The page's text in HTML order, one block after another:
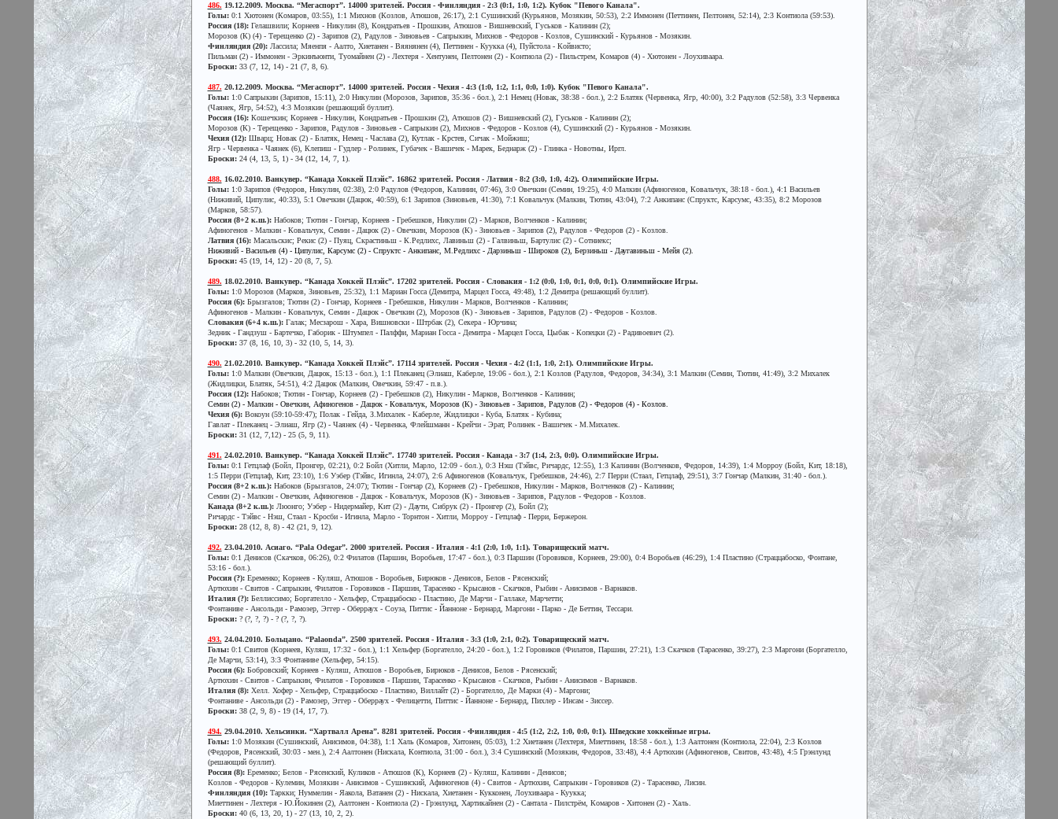
486. 19.12.2009. Москва. “Мегаспорт”. 14000 зрителей. Россия - Финляндия - 2:3 (0:1, 1:0, 1:2). Кубок "Певого Канала".
Голы:0:1 Хютонен (Комаров, 03:55), 1:1 Михнов (Козлов, Атюшов, 26:17), 2:1 Сушинский (Курьянов, Мозякин, 50:53), 2:2 Иммонен (Петтинен, Пелтонен, 52:14), 2:3 Контиола (59:53).
Россия (18): Гелашвили; Корнеев - Никулин (8), Кондратьев - Прошкин, Атюшов - Вишневский, Гуськов - Калинин (2);
Морозов (К) (4) - Терещенко (2) - Зарипов (2), Радулов - Зиновьев - Сапрыкин, Михнов - Федоров - Козлов, Сушинский - Курьянов - Мозякин.
Финляндия (20):Лассила; Мяенпя - Аалто, Хиетанен - Вяянянен (4), Петтинен - Куукка (4), Пуйстола - Койвисто;
Пильман (2) - Иммонен - Эркинъюнти, Туомайнен (2) - Лехтеря - Хентунен, Пелтонен (2) - Контиола (2) - Пильстрем, Комаров (4) - Хютонен - Лоухиваара.
Броски:33 (7, 12, 14) - 21 (7, 8, 6).
487. 20.12.2009. Москва. “Мегаспорт”. 14000 зрителей. Россия - Чехия - 4:3 (1:0, 1:2, 1:1, 0:0, 1:0). Кубок "Певого Канала".
Голы:1:0 Сапрыкин (Зарипов, 15:11), 2:0 Никулин (Морозов, Зарипов, 35:36 - бол.), 2:1 Немец (Новак, 38:38 - бол.), 2:2 Блатяк (Червенка, Ягр, 40:00), 3:2 Радулов (52:58), 3:3 Червенка
(Чаянек, Ягр, 54:52), 4:3 Мозякин (решающий буллит).
Россия (16): Кошечкин; Корнеев - Никулин, Кондратьев - Прошкин (2), Атюшов (2) - Вишневский (2), Гуськов - Калинин (2);
Морозов (К) - Терещенко - Зарипов, Радулов - Зиновьев - Сапрыкин (2), Михнов - Федоров - Козлов (4), Сушинский (2) - Курьянов - Мозякин.
Чехия (12):Шварц; Новак (2) - Блатяк, Немец - Часлава (2), Кутлак - Крстев, Сичак - Мойжиш;
Ягр - Червенка - Чаянек (6), Клепиш - Гудлер - Ролинек, Губачек - Вашичек - Марек, Беднарж (2) - Глинка - Новотны, Иргл.
Броски:24 (4, 13, 5, 1) - 34 (12, 14, 7, 1).
488. 16.02.2010. Ванкувер. “Канада Хоккей Плэйс”. 16862 зрителей. Россия - Латвия - 8:2 (3:0, 1:0, 4:2). Олимпийские Игры.
Голы:1:0 Зарипов (Федоров, Никулин, 02:38), 2:0 Радулов (Федоров, Калинин, 07:46), 3:0 Овечкин (Семин, 19:25), 4:0 Малкин (Афиногенов, Ковальчук, 38:18 - бол.), 4:1 Васильев
(Ниживий, Ципулис, 40:33), 5:1 Овечкин (Дацюк, 40:59), 6:1 Зарипов (Зиновьев, 41:30), 7:1 Ковальчук (Малкин, Тютин, 43:04), 7:2 Анкипанс (Спруктс, Карсумс, 43:35), 8:2 Морозов
(Марков, 58:57).
Россия (8+2 к.ш.):Набоков; Тютин - Гончар, Корнеев - Гребешков, Никулин (2) - Марков, Волченков - Калинин;
Афиногенов - Малкин - Ковальчук, Семин - Дацюк (2) - Овечкин, Морозов (К) - Зиновьев - Зарипов (2), Радулов - Федоров (2) - Козлов.
Латвия (16):Масальскис; Рекис (2) - Пуяц, Скрастиньш - К.Редлихс, Лавиньш (2) - Галвиньш, Бартулис (2) - Сотниекс;
Ниживий - Васильев (4) - Ципулис, Карсумс (2) - Спруктс - Анкипанс, М.Редлихс - Дарзиньш - Широков (2), Берзиньш - Даугавиньш - Мейя (2).
Броски:45 (19, 14, 12) - 20 (8, 7, 5).
489. 18.02.2010. Ванкувер. “Канада Хоккей Плэйс”. 17202 зрителей. Россия - Словакия - 1:2 (0:0, 1:0, 0:1, 0:0, 0:1). Олимпийские Игры.
Голы:1:0 Морозов (Марков, Зиновьев, 25:32), 1:1 Мариан Госса (Демитра, Марцел Госса, 49:48), 1:2 Демитра (решающий буллит).
Россия (6): Брызгалов; Тютин (2) - Гончар, Корнеев - Гребешков, Никулин - Марков, Волченков - Калинин;
Афиногенов - Малкин - Ковальчук, Семин - Дацюк - Овечкин (2), Морозов (К) - Зиновьев - Зарипов, Радулов (2) - Федоров - Козлов.
Словакия (6+4 к.ш.):Галак; Месзарош - Хара, Вишновски - Штрбак (2), Секера - Юрчина;
Зедник - Гандзуш - Бартечко, Габорик - Штумпел - Палффи, Мариан Госса - Демитра - Марцел Госса, Цыбак - Копецки (2) - Радивоевич (2).
Броски:37 (8, 16, 10, 3) - 32 (10, 5, 14, 3).
490. 21.02.2010. Ванкувер. “Канада Хоккей Плэйс”. 17114 зрителей. Россия - Чехия - 4:2 (1:1, 1:0, 2:1). Олимпийские Игры.
Голы:1:0 Малкин (Овечкин, Дацюк, 15:13 - бол.), 1:1 Плеканец (Элиаш, Каберле, 19:06 - бол.), 2:1 Козлов (Радулов, Федоров, 34:34), 3:1 Малкин (Семин, Тютин, 41:49), 3:2 Михалек
(Жидлицки, Блатяк, 54:51), 4:2 Дацюк (Малкин, Овечкин, 59:47 - п.в.).
Россия (12): Набоков; Тютин - Гончар, Корнеев (2) - Гребешков (2), Никулин - Марков, Волченков - Калинин;
Семин (2) - Малкин - Овечкин, Афиногенов - Дацюк - Ковальчук, Морозов (К) - Зиновьев - Зарипов, Радулов (2) - Федоров (4) - Козлов.
Чехия (6): Вокоун (59:10-59:47); Полак - Гейда, З.Михалек - Каберле, Жидлицки - Куба, Блатяк - Кубина;
Гавлат - Плеканец - Элиаш, Ягр (2) - Чаянек (4) - Червенка, Флейшманн - Крейчи - Эрат, Ролинек - Вашичек - М.Михалек.
Броски:31 (12, 7,12) - 25 (5, 9, 11).
491. 24.02.2010. Ванкувер. “Канада Хоккей Плэйс”. 17740 зрителей. Россия - Канада - 3:7 (1:4, 2:3, 0:0). Олимпийские Игры.
Голы:0:1 Гетцлаф (Бойл, Пронгер, 02:21), 0:2 Бойл (Хитли, Марло, 12:09 - бол.), 0:3 Нэш (Тэйвс, Ричардс, 12:55), 1:3 Калинин (Волченков, Федоров, 14:39), 1:4 Морроу (Бойл, Кит, 18:18),
1:5 Перри (Гетцлаф, Кит, 23:10), 1:6 Уэбер (Тэйвс, Игинла, 24:07), 2:6 Афиногенов (Ковальчук, Гребешков, 24:46), 2:7 Перри (Стаал, Гетцлаф, 29:51), 3:7 Гончар (Малкин, 31:40 - бол.).
Россия (8+2 к.ш.):Набоков (Брызгалов, 24:07); Тютин - Гончар (2), Корнеев (2) - Гребешков, Никулин - Марков, Волченков (2) - Калинин;
Семин (2) - Малкин - Овечкин, Афиногенов - Дацюк - Ковальчук, Морозов (К) - Зиновьев - Зарипов, Радулов - Федоров - Козлов.
Канада (8+2 к.ш.):Люонго; Уэбер - Нидермайер, Кит (2) - Даути, Сибрук (2) - Пронгер (2), Бойл (2);
Ричардс - Тэйвс - Нэш, Стаал - Кросби - Игинла, Марло - Торнтон - Хитли, Морроу - Гетцлаф - Перри, Бержерон.
Броски:28 (12, 8, 8) - 42 (21, 9, 12).
492. 23.04.2010. Асиаго. “Pala Odegar”. 2000 зрителей. Россия - Италия - 4:1 (2:0, 1:0, 1:1). Товарищеский матч.
Голы:0:1 Денисов (Скачков, 06:26), 0:2 Филатов (Паршин, Воробьев, 17:47 - бол.), 0:3 Паршин (Горовиков, Корнеев, 29:00), 0:4 Воробьев (46:29), 1:4 Пластино (Страццабоско, Фонтане,
53:16 - бол.).
Россия (?):Еременко; Корнеев - Куляш, Атюшов - Воробьев, Бирюков - Денисов, Белов - Рясенский;
Артюхин - Свитов - Сапрыкин, Филатов - Горовиков - Паршин, Тарасенко - Крысанов - Скачков, Рыбин - Анисимов - Варнаков.
Италия (?):Беллиссимо; Боргателло - Хельфер, Страццабоско - Пластино, Де Марчи - Галлаке, Марчетти;
Фонтаниве - Ансольди - Рамозер, Эггер - Оберраух - Соуза, Питтис - Йанноне - Бернард, Маргони - Парко - Де Беттин, Тессари.
Броски:? (?, ?, ?) - ? (?, ?, ?).
493. 24.04.2010. Больцано. “Palaonda”. 2500 зрителей. Россия - Италия - 3:3 (1:0, 2:1, 0:2). Товарищеский матч.
Голы:0:1 Свитов (Корнеев, Куляш, 17:32 - бол.), 1:1 Хельфер (Боргателло, 24:20 - бол.), 1:2 Горовиков (Филатов, Паршин, 27:21), 1:3 Скачков (Тарасенко, 39:27), 2:3 Маргони (Боргателло,
Де Марчи, 53:14), 3:3 Фонтаниве (Хельфер, 54:15).
Россия (6):Бобровский; Корнеев - Куляш, Атюшов - Воробьев, Бирюков - Денисов, Белов - Рясенский;
Артюхин - Свитов - Сапрыкин, Филатов - Горовиков - Паршин, Тарасенко - Крысанов - Скачков, Рыбин - Анисимов - Варнаков.
Италия (8):Хелл. Хофер - Хельфер, Страццабоско - Пластино, Виллайт (2) - Боргателло, Де Марки (4) - Маргони;
Фонтаниве - Ансольди (2) - Рамозер, Эггер - Оберраух - Фелицетти, Питтис - Йанноне - Бернард, Пихлер - Инсам - Зиссер.
Броски:38 (2, 9, 8) - 19 (14, 17, 7).
494. 29.04.2010. Хельсинки. “Хартвалл Арена”. 8281 зрителей. Россия - Финляндия - 4:5 (1:2, 2:2, 1:0, 0:0, 0:1). Шведские хоккейные игры.
Голы:1:0 Мозякин (Сушинский, Анисимов, 04:38), 1:1 Халь (Комаров, Хитонен, 05:03), 1:2 Хиетанен (Лехтеря, Миеттинен, 18:58 - бол.), 1:3 Аалтонен (Контиола, 22:04), 2:3 Козлов
(Федоров, Рясенский, 30:03 - мен.), 2:4 Аалтонен (Нискала, Контиола, 31:00 - бол.), 3:4 Сушинский (Мозякин, Федоров, 33:48), 4:4 Артюхин (Афиногенов, Свитов, 43:48), 4:5 Грэнлунд
(решающий буллит).
Россия (8):Еременко; Белов - Рясенский, Куликов - Атюшов (К), Корнеев (2) - Куляш, Калинин - Денисов;
Козлов - Федоров - Кулемин, Мозякин - Анисимов - Сушинский, Афиногенов (4) - Свитов - Артюхин, Сапрыкин - Горовиков (2) - Тарасенко, Лисин.
Финляндия (10):Таркки; Нуммелин - Яакола, Ватанен (2) - Нискала, Хиетанен - Кукконен, Лоухиваара - Куукка;
Миеттинен - Лехтеря - Ю.Йокинен (2), Аалтонен - Контиола (2) - Грэнлунд, Хартикайнен (2) - Сантала - Пилстрём, Комаров - Хитонен (2) - Халь.
Броски:40 (6, 13, 20, 1) - 27 (13, 10, 2, 2).